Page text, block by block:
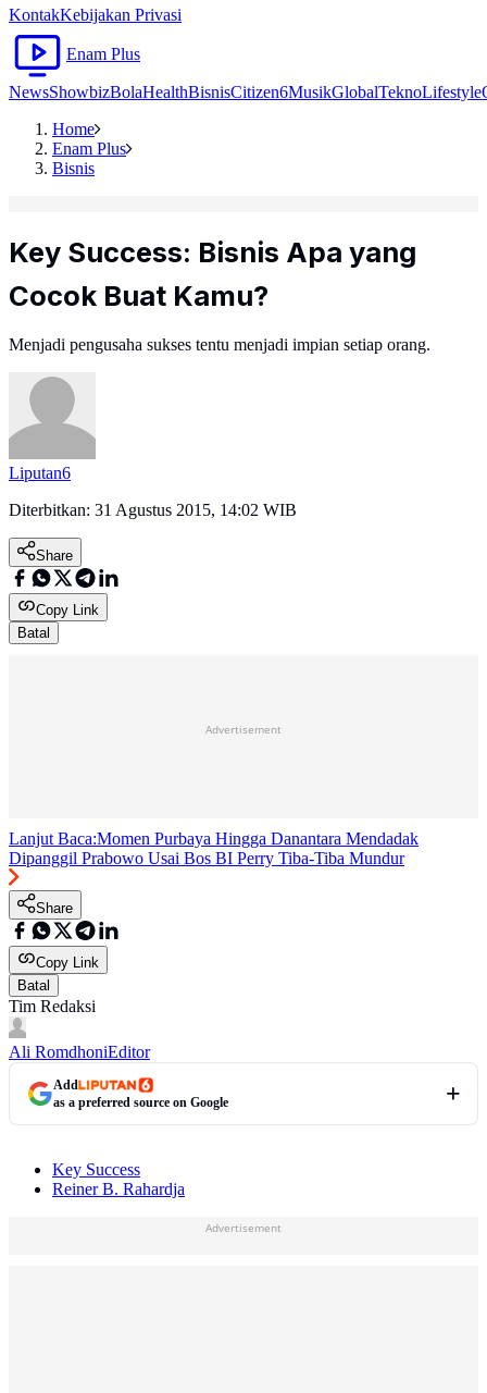
KontakKebijakan Privasi
Enam Plus
NewsShowbizBolaHealthBisnisCitizen6MusikGlobalTeknoLifestyle
Home
Enam Plus
Bisnis
Key Success: Bisnis Apa yang
Cocok Buat Kamu?
Menjadi pengusaha sukses tentu menjadi impian setiap orang.
Liputan6
Diterbitkan: 31 Agustus 2015, 14:02 WIB
Share
Copy Link
Batal
Advertisement
Lanjut Baca:Momen Purbaya Hingga Danantara Mendadak
Dipanggil Prabowo Usai Bos BI Perry Tiba-Tiba Mundur
Share
Copy Link
Batal
Tim Redaksi
Ali RomdhoniEditor
Add
as a preferred source on Google
Key Success
Reiner B. Rahardja
Advertisement